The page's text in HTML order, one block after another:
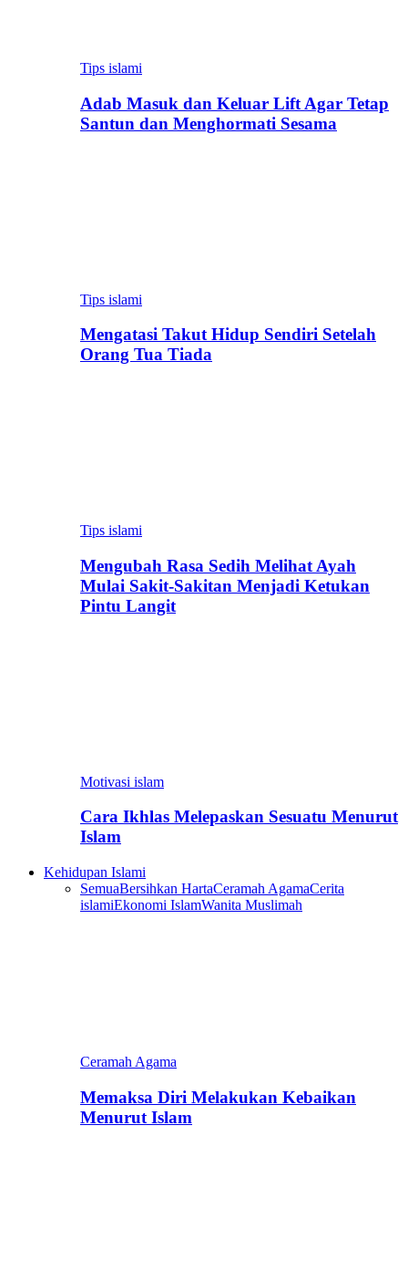
Tips islami
Adab Masuk dan Keluar Lift Agar Tetap
Santun dan Menghormati Sesama
Tips islami
Mengatasi Takut Hidup Sendiri Setelah
Orang Tua Tiada
Tips islami
Mengubah Rasa Sedih Melihat Ayah
Mulai Sakit-Sakitan Menjadi Ketukan
Pintu Langit
Motivasi islam
Cara Ikhlas Melepaskan Sesuatu Menurut
Islam
Kehidupan Islami
SemuaBersihkan HartaCeramah AgamaCerita
islamiEkonomi IslamWanita Muslimah
Ceramah Agama
Memaksa Diri Melakukan Kebaikan
Menurut Islam